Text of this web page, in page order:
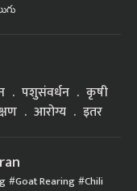
पशुसंवर्धन
कृषी
आरोग्य इतर
Goat Rearing Chili